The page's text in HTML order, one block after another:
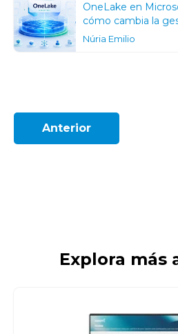
OneLake en
cómo cambia la
Núria Emilio
Anterior
Explora más